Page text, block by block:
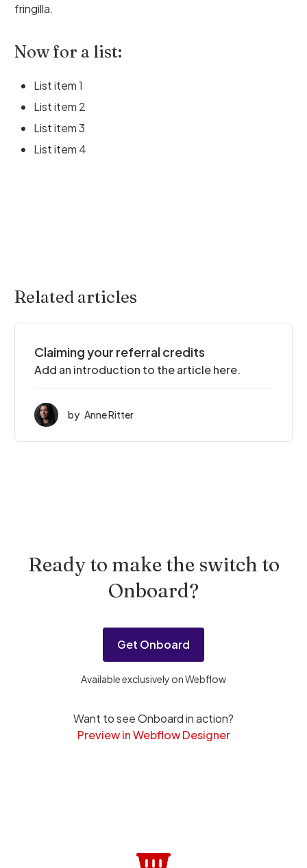
fringilla.
Now for a list:
List item 1
List item 2
List item 3
List item 4
Related articles
Claiming your referral credits
Add an introduction to the article here.
by Anne Ritter
Ready to make the switch to
Onboard?
Get Onboard
Available exclusively on Webflow
Want to see Onboard in action?
Preview in Webflow Designer